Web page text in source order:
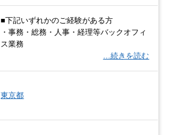
■下記いずれかのご経験がある方
・事務・総務・人事・経理等バックオフィ
ス業務
…続きを読む
東京都